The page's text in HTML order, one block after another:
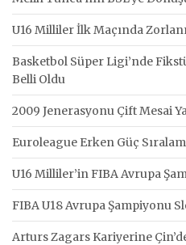
U16 Milliler İlk Maçında
Basketbol Süper Ligi’nde
Belli Oldu
2009 Jenerasyonu Çift Mesai
Euroleague Erken Güç
U16 Milliler’in FIBA Avrupa
FIBA U18 Avrupa Şampiyonu
Arturs Zagars Kariyerine